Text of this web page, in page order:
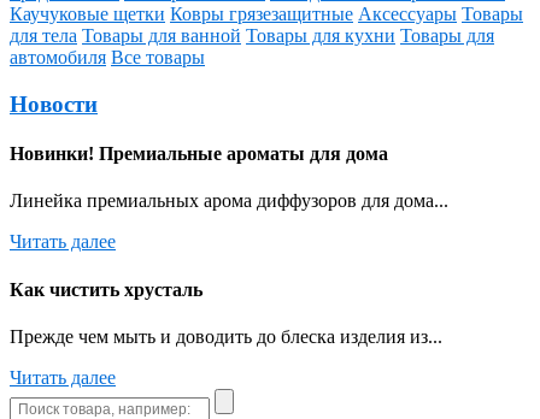
Каучуковые щетки Ковры грязезащитные Аксессуары Товары
для тела Товары для ванной Товары для кухни Товары для
автомобиля Все товары
Новости
Новинки! Премиальные ароматы для дома
Линейка премиальных арома диффузоров для дома...
Читать далее
Как чистить хрусталь
Прежде чем мыть и доводить до блеска изделия из...
Читать далее